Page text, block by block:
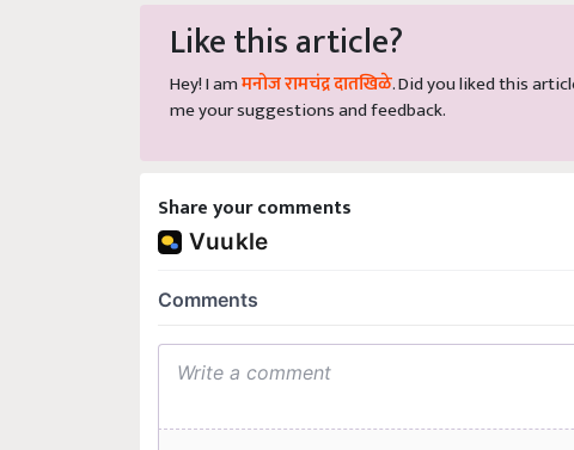
Like this article?
Hey! I am मनोज रामचंद्र दातखिळे . Did you liked this
me your suggestions and feedback.
Share your comments